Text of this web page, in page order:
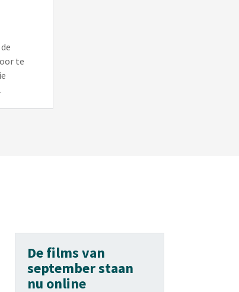
te
De films van
september staan
nu online